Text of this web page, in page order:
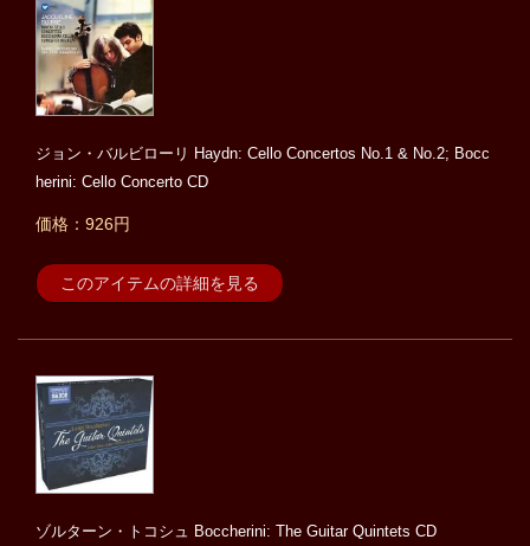
ジョン・バルビローリ Haydn: Cello Concertos No.1 & No.2; Bocc
herini: Cello Concerto CD
価格：926円
このアイテムの詳細を見る
ゾルターン・トコシュ Boccherini: The Guitar Quintets CD